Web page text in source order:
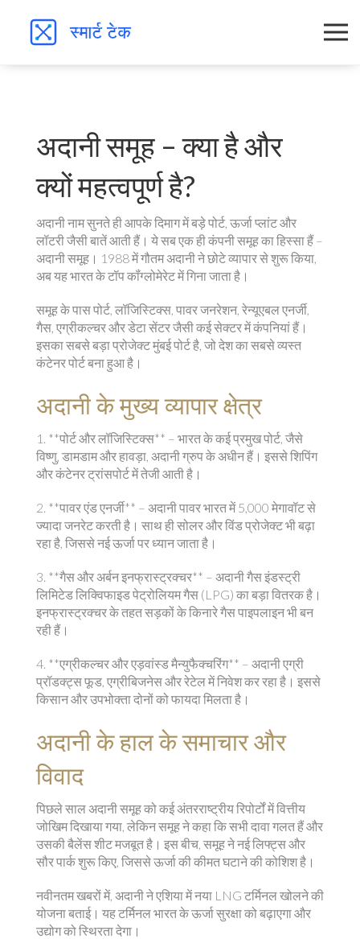
अदानी समूह – क्या है और
क्यों महत्वपूर्ण है?
अदानी नाम सुनते ही आपके दिमाग में बड़े पोर्ट, ऊर्जा प्लांट और
लॉटरी जैसी बातें आती हैं। ये सब एक ही कंपनी समूह का हिस्सा हैं –
अदानी समूह। 1988 में गौतम अदानी ने छोटे व्यापार से शुरू किया,
अब यह भारत के टॉप कॉंग्लोमेरेट में गिना जाता है।
समूह के पास पोर्ट, लॉजिस्टिक्स, पावर जनरेशन, रेन्यूएबल एनर्जी,
गैस, एग्रीकल्चर और डेटा सेंटर जैसी कई सेक्टर में कंपनियां हैं।
इसका सबसे बड़ा प्रोजेक्ट मुंबई पोर्ट है, जो देश का सबसे व्यस्त
कंटेनर पोर्ट बना हुआ है।
अदानी के मुख्य व्यापार क्षेत्र
1. **पोर्ट और लॉजिस्टिक्स** – भारत के कई प्रमुख पोर्ट, जैसे
विष्णु, डामडाम और हावड़ा, अदानी ग्रुप के अधीन हैं। इससे शिपिंग
और कंटेनर ट्रांसपोर्ट में तेजी आती है।
2. **पावर एंड एनर्जी** – अदानी पावर भारत में 5,000 मेगावॉट से
ज्यादा जनरेट करती है। साथ ही सोलर और विंड प्रोजेक्ट भी बढ़ा
रहा है, जिससे नई ऊर्जा पर ध्यान जाता है।
3. **गैस और अर्बन इनफ्रास्ट्रक्चर** – अदानी गैस इंडस्ट्री
लिमिटेड लिक्विफाइड पेट्रोलियम गैस (LPG) का बड़ा वितरक है।
इनफ्रास्ट्रक्चर के तहत सड़कों के किनारे गैस पाइपलाइन भी बन
रही हैं।
4. **एग्रीकल्चर और एड़वांस्ड मैन्युफैक्चरिंग** – अदानी एग्री
प्रॉडक्ट्स फूड, एग्रीबिजनेस और रेटेल में निवेश कर रहा है। इससे
किसान और उपभोक्ता दोनों को फायदा मिलता है।
अदानी के हाल के समाचार और
विवाद
पिछले साल अदानी समूह को कई अंतरराष्ट्रीय रिपोर्टों में वित्तीय
जोखिम दिखाया गया, लेकिन समूह ने कहा कि सभी दावा गलत हैं और
उसकी बैलेंस शीट मजबूत है। इस बीच, समूह ने नई लिफ्ट्स और
सौर पार्क शुरू किए, जिससे ऊर्जा की कीमत घटाने की कोशिश है।
नवीनतम खबरों में, अदानी ने एशिया में नया LNG टर्मिनल खोलने की
योजना बताई। यह टर्मिनल भारत के ऊर्जा सुरक्षा को बढ़ाएगा और
उद्योग को स्थिरता देगा।